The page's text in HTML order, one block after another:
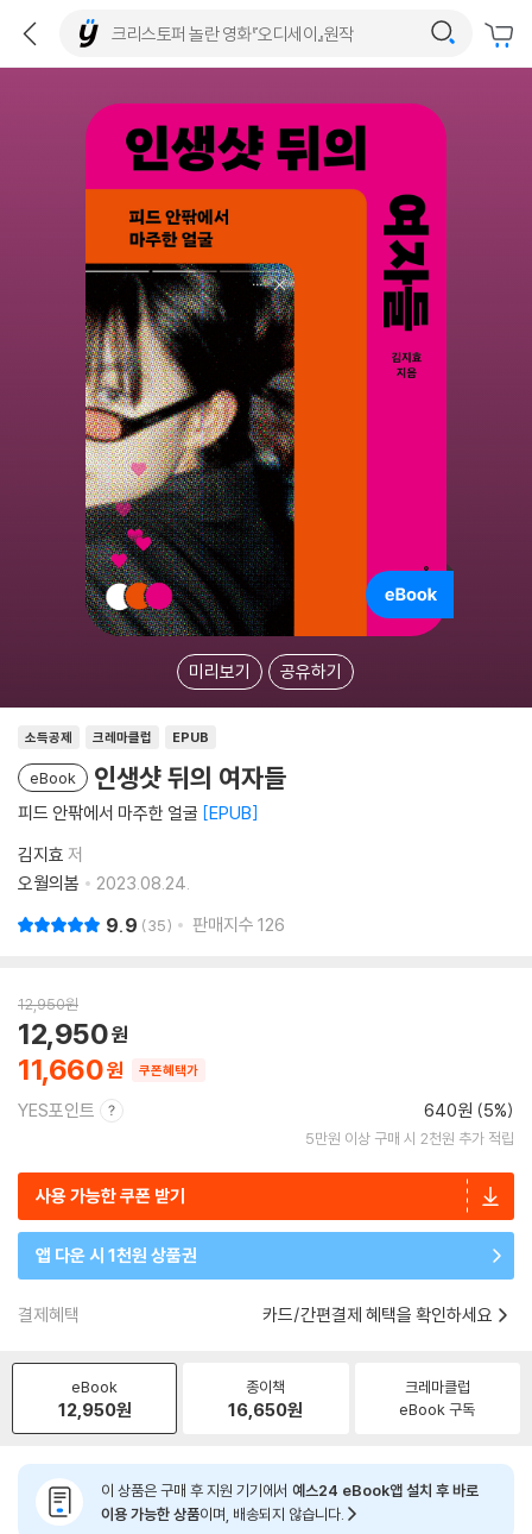
미리보기 공유하기
소득공제 크레마클럽 EPUB
eBook 인생샷 뒤의 여자들
피드 안팎에서 마주한 얼굴 EPUB
김지효 저
오월의봄
2023.08.24.
9.9 35 판매지수 126
12,950원
11,660
12,950
쿠폰혜택가
YES포인트 640원 (5%)
5만원 이상 구매 시 2천원 추가 적립
사용 가능한 쿠폰 받기
앱 다운 시 1천원 상품권
결제혜택 카드/간편결제 혜택을 확인하세요
eBook
12,950원
종이책
16,650원
크레마클럽
eBook 구독
이 상품은 구매 후 지원 기기에서 예스24 eBook앱 설치 후 바로
이용 가능한 상품이며, 배송되지 않습니다.